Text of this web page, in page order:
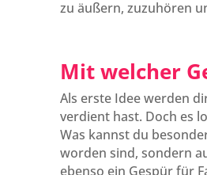
zu äußern, zuzuhören
Mit welcher
Als erste Idee werden
verdient hast. Doch es
Was kannst du
worden sind, sondern
ebenso ein Gespür für